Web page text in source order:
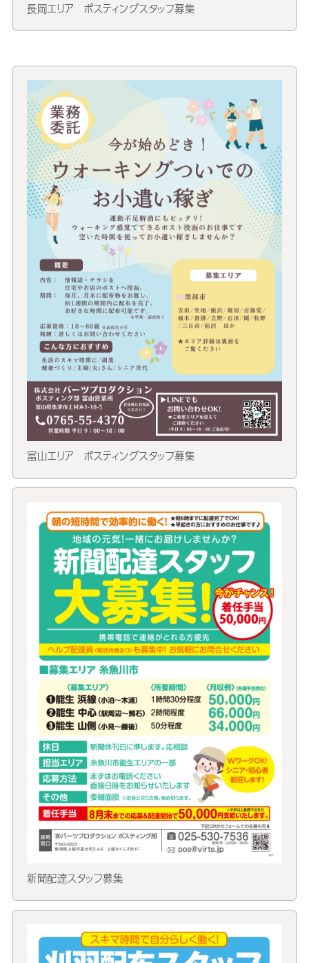
長岡エリア ポスティングスタッフ募集
富山エリア ポスティングスタッフ募集
新聞配達スタッフ募集